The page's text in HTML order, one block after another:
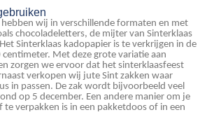
wij in verschillende formaten en met
chocoladeletters, de mijter van Sinterklaas
Sinterklaas kadopapier is te verkrijgen in de
Met deze grote variatie aan
zorgen we ervoor dat het sinterklaasfeest
verkopen wij jute Sint zakken waar
in passen. De zak wordt bijvoorbeeld veel
op 5 december. Een andere manier om je
te verpakken is in een pakketdoos of in een